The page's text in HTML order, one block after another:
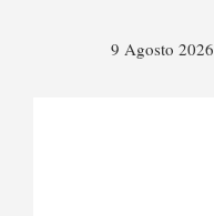
9 Agosto 2026